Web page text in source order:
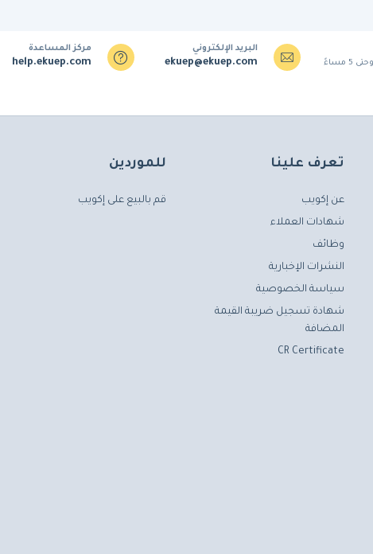
البريد الإلكتروني
ekuep@ekuep.com
مركز المساعدة
help.ekuep.com
تعرف علينا
عن إكويب
شهادات العملاء
وظائف
النشرات الإخبارية
سياسة الخصوصية
شهادة تسجيل ضريبة القيمة
المضافة
CR Certificate
للموردين
قم بالبيع على إكويب